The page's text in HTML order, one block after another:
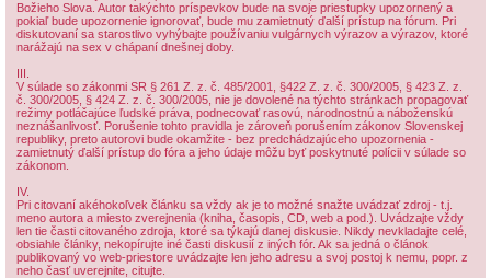
Božieho Slova. Autor takýchto príspevkov bude na svoje priestupky upozornený a
pokiaľ bude upozornenie ignorovať, bude mu zamietnutý ďalší prístup na fórum. Pri
diskutovaní sa starostlivo vyhýbajte používaniu vulgárnych výrazov a výrazov, ktoré
narážajú na sex v chápaní dnešnej doby.
III.
V súlade so zákonmi SR § 261 Z. z. č. 485/2001, §422 Z. z. č. 300/2005, § 423 Z. z.
č. 300/2005, § 424 Z. z. č. 300/2005, nie je dovolené na týchto stránkach propagovať
režimy potláčajúce ľudské práva, podnecovať rasovú, národnostnú a náboženskú
neznášanlivosť. Porušenie tohto pravidla je zároveň porušením zákonov Slovenskej
republiky, preto autorovi bude okamžite - bez predchádzajúceho upozornenia -
zamietnutý ďalší prístup do fóra a jeho údaje môžu byť poskytnuté polícii v súlade so
zákonom.
IV.
Pri citovaní akéhokoľvek článku sa vždy ak je to možné snažte uvádzať zdroj - t.j.
meno autora a miesto zverejnenia (kniha, časopis, CD, web a pod.). Uvádzajte vždy
len tie časti citovaného zdroja, ktoré sa týkajú danej diskusie. Nikdy nevkladajte celé,
obsiahle články, nekopírujte iné časti diskusií z iných fór. Ak sa jedná o článok
publikovaný vo web-priestore uvádzajte len jeho adresu a svoj postoj k nemu, popr. z
neho časť uverejnite, citujte.